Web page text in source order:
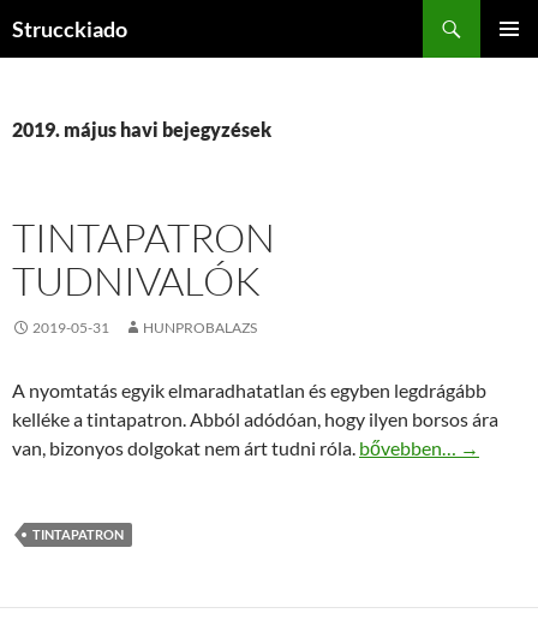
Strucckiado
2019. május havi bejegyzések
TINTAPATRON
TUDNIVALÓK
2019-05-31 HUNPROBALAZS
A nyomtatás egyik elmaradhatatlan és egyben legdrágább
kelléke a tintapatron. Abból adódóan, hogy ilyen borsos ára
van, bizonyos dolgokat nem árt tudni róla. Tintapatron
bővebben… →
TINTAPATRON